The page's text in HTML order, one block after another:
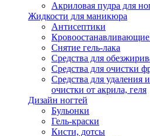
Акриловая пудра для
Жидкости для маникюра
Антисептики
Снятие гель-лака
Средства для
Средства для очистки
Средства для удаления
очистки от акрила, геля
Дизайн ногтей
Бульонки
Гель-краски
Кисти, дотсы